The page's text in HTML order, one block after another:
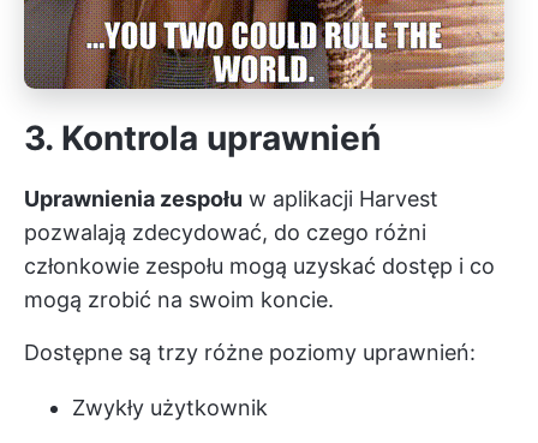
3. Kontrola uprawnień
Uprawnienia zespołu w aplikacji Harvest
pozwalają zdecydować, do czego różni
członkowie zespołu mogą uzyskać dostęp i co
mogą zrobić na swoim koncie.
Dostępne są trzy różne poziomy uprawnień:
Zwykły użytkownik